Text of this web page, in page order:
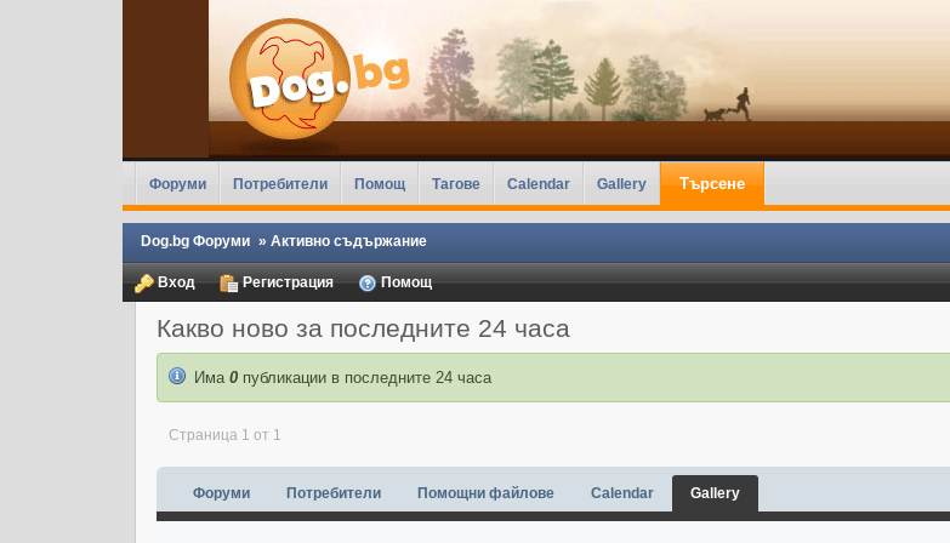
Форуми Потребители Помощ Тагове Calendar Gallery Търсене
Dog.bg Форуми » Активно съдържание
Вход Регистрация Помощ
Какво ново за последните 24 часа
Има 0публикации в последните 24 часа
Страница 1 от 1
Форуми Потребители Помощни файлове Calendar Gallery